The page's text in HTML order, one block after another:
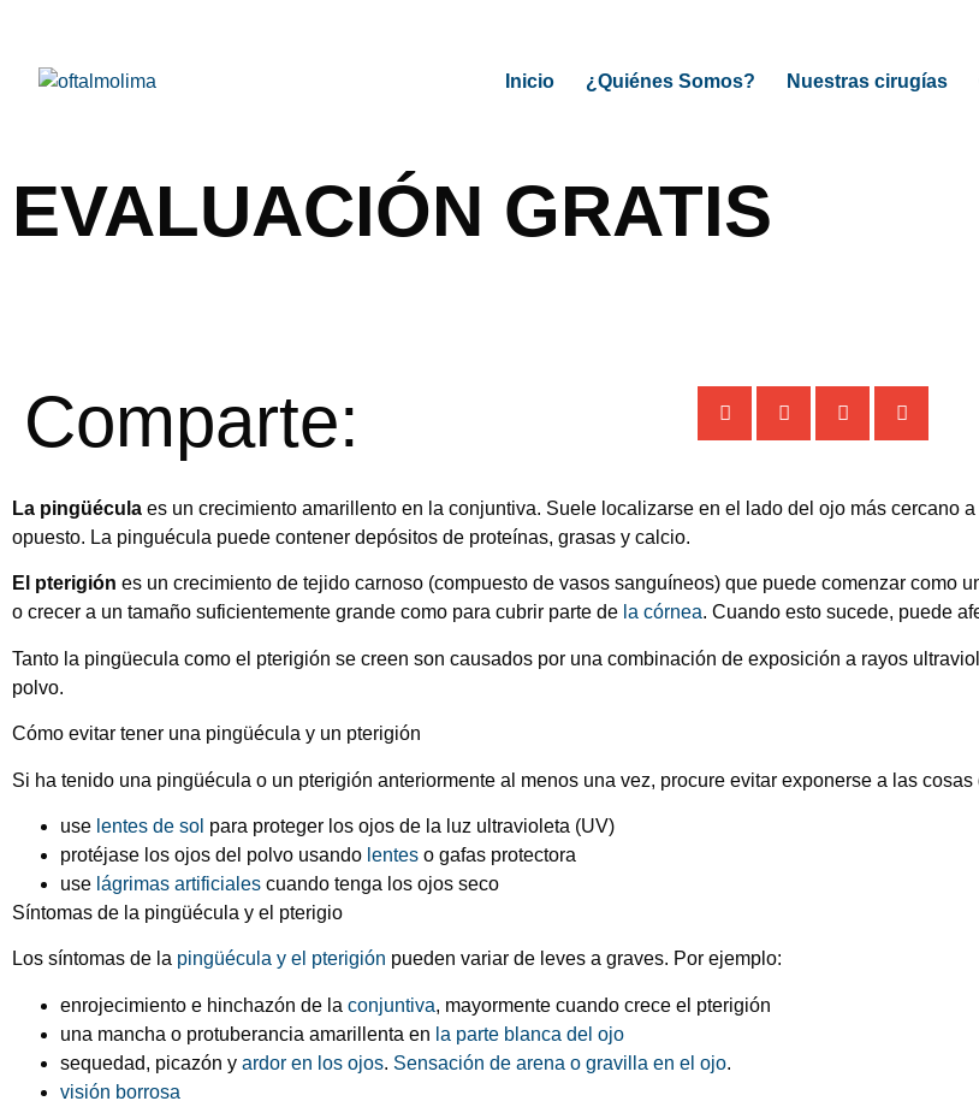
Inicio ¿Quiénes Somos? Nuestras cirugías
EVALUACIÓN GRATIS
Comparte:
La pingüécula es un crecimiento amarillento en la conjuntiva. Suele localizarse en el lado del ojo más cercano
opuesto. La pinguécula puede contener depósitos de proteínas, grasas y calcio.
El pterigión es un crecimiento de tejido carnoso (compuesto de vasos sanguíneos) que puede comenzar como
o crecer a un tamaño suficientemente grande como para cubrir parte de la córnea. Cuando esto sucede, puede
Tanto la pingüecula como el pterigión se creen son causados por una combinación de exposición a rayos
polvo.
Cómo evitar tener una pingüécula y un pterigión
Si ha tenido una pingüécula o un pterigión anteriormente al menos una vez, procure evitar exponerse a las
use lentes de sol para proteger los ojos de la luz ultravioleta (UV)
protéjase los ojos del polvo usando lentes o gafas protectora
use lágrimas artificiales cuando tenga los ojos seco
Síntomas de la pingüécula y el pterigio
Los síntomas de la pingüécula y el pterigión pueden variar de leves a graves. Por ejemplo:
enrojecimiento e hinchazón de la conjuntiva, mayormente cuando crece el pterigión
una mancha o protuberancia amarillenta en la parte blanca del ojo
sequedad, picazón y ardor en los ojos. Sensación de arena o gravilla en el ojo.
visión borrosa